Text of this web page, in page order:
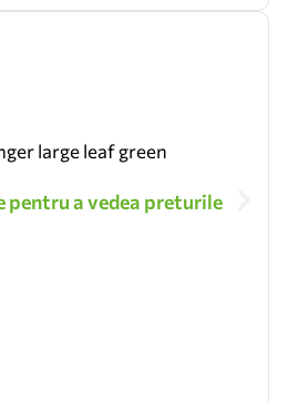
large leaf green
pentru a vedea preturile